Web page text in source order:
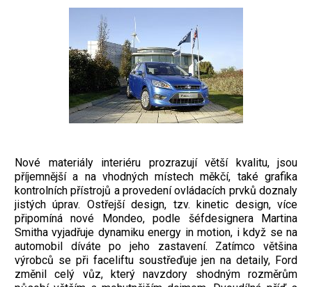
Nové materiály interiéru prozrazují větší kvalitu, jsou
příjemnější a na vhodných místech měkčí, také grafika
kontrolních přístrojů a provedení ovládacích prvků doznaly
jistých úprav. Ostřejší design, tzv. kinetic design, více
připomíná nové Mondeo, podle šéfdesignera Martina
Smitha vyjadřuje dynamiku energy in motion, i když se na
automobil díváte po jeho zastavení. Zatímco většina
výrobců se při faceliftu soustřeďuje jen na detaily, Ford
změnil celý vůz, který navzdory shodným rozměrům